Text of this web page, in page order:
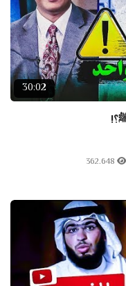
30:02
362.648